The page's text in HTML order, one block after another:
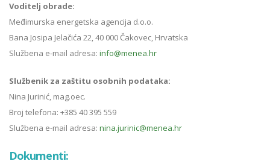
Voditelj obrade:
Međimurska energetska agencija d.o.o.
Bana Josipa Jelačića 22, 40 000 Čakovec, Hrvatska
Službena e-mail adresa: info@menea.hr
Službenik za zaštitu osobnih podataka:
Nina Jurinić, mag.oec.
Broj telefona: +385 40 395 559
Službena e-mail adresa: nina.jurinic@menea.hr
Dokumenti: